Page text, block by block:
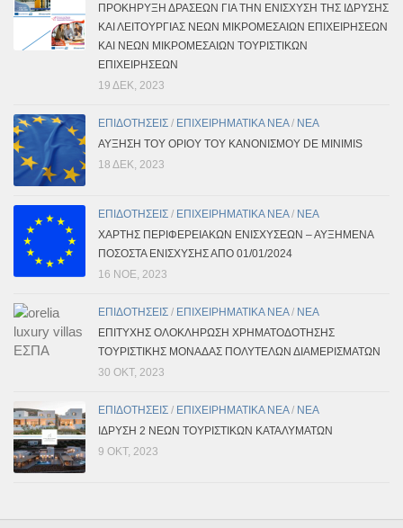
ΠΡΟΚΗΡΥΞΗ ΔΡΑΣΕΩΝ ΓΙΑ ΤΗΝ ΕΝΙΣΧΥΣΗ ΤΗΣ ΙΔΡΥΣΗΣ
ΚΑΙ ΛΕΙΤΟΥΡΓΙΑΣ ΝΕΩΝ ΜΙΚΡΟΜΕΣΑΙΩΝ ΕΠΙΧΕΙΡΗΣΕΩΝ
ΚΑΙ ΝΕΩΝ ΜΙΚΡΟΜΕΣΑΙΩΝ ΤΟΥΡΙΣΤΙΚΩΝ
ΕΠΙΧΕΙΡΗΣΕΩΝ
19 ΔΕΚ, 2023
ΕΠΙΔΟΤΗΣΕΙΣ / ΕΠΙΧΕΙΡΗΜΑΤΙΚΑ ΝΕΑ/ ΝΕΑ
ΑΥΞΗΣΗ ΤΟΥ ΟΡΙΟΥ ΤΟΥ ΚΑΝΟΝΙΣΜΟΥ DE MINIMIS
18 ΔΕΚ, 2023
ΕΠΙΔΟΤΗΣΕΙΣ / ΕΠΙΧΕΙΡΗΜΑΤΙΚΑ ΝΕΑ/ ΝΕΑ
ΧΑΡΤΗΣ ΠΕΡΙΦΕΡΕΙΑΚΩΝ ΕΝΙΣΧΥΣΕΩΝ – ΑΥΞΗΜΕΝΑ
ΠΟΣΟΣΤΑ ΕΝΙΣΧΥΣΗΣ ΑΠΟ 01/01/2024
16 ΝΟΈ, 2023
ΕΠΙΔΟΤΗΣΕΙΣ / ΕΠΙΧΕΙΡΗΜΑΤΙΚΑ ΝΕΑ/ ΝΕΑ
ΕΠΙΤΥΧΗΣ ΟΛΟΚΛΗΡΩΣΗ ΧΡΗΜΑΤΟΔΟΤΗΣΗΣ
ΤΟΥΡΙΣΤΙΚΗΣ ΜΟΝΑΔΑΣ ΠΟΛΥΤΕΛΩΝ ΔΙΑΜΕΡΙΣΜΑΤΩΝ
30 ΟΚΤ, 2023
ΕΠΙΔΟΤΗΣΕΙΣ / ΕΠΙΧΕΙΡΗΜΑΤΙΚΑ ΝΕΑ/ ΝΕΑ
ΙΔΡΥΣΗ 2 ΝΕΩΝ ΤΟΥΡΙΣΤΙΚΩΝ ΚΑΤΑΛΥΜΑΤΩΝ
9 ΟΚΤ, 2023